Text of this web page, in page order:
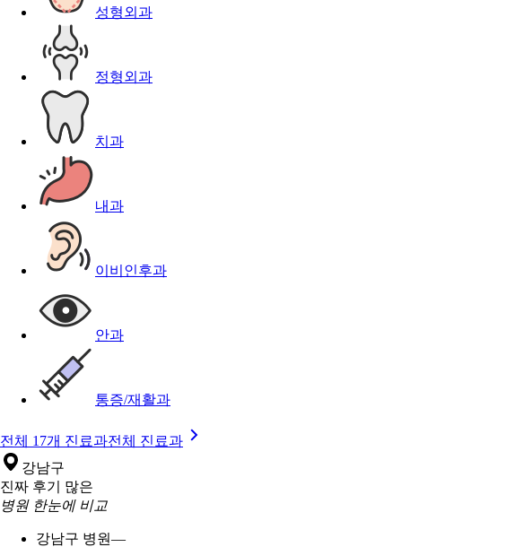
성형외과
정형외과
치과
내과
이비인후과
안과
통증/재활과
전체 17개 진료과전체 진료과
강남구
진짜 후기 많은
병원 한눈에 비교
강남구 병원—